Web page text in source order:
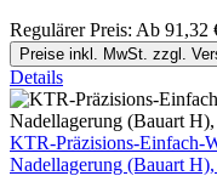
Regulärer Preis: Ab 91,32
Preise inkl. MwSt. zzgl.
Details
KTR-Präzisions-Einfach-
Nadellagerung (Bauart